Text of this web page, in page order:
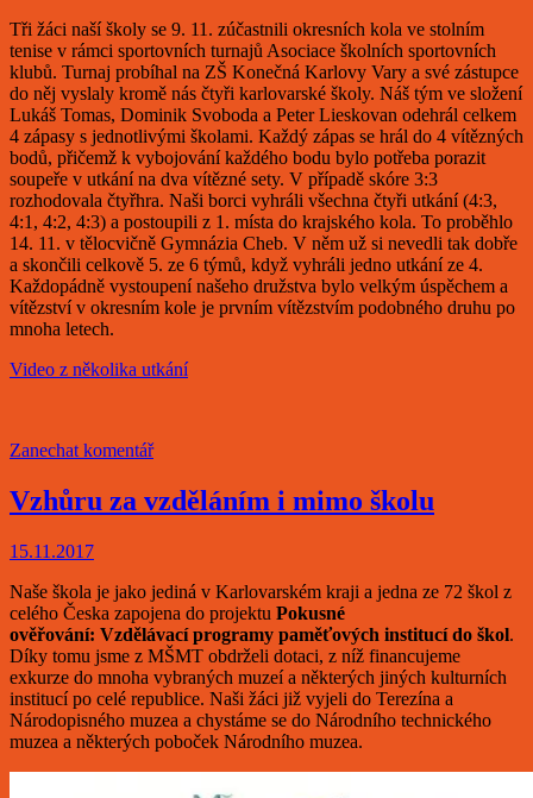
Tři žáci naší školy se 9. 11. zúčastnili okresních kola ve stolním
tenise v rámci sportovních turnajů Asociace školních sportovních
klubů. Turnaj probíhal na ZŠ Konečná Karlovy Vary a své zástupce
do něj vyslaly kromě nás čtyři karlovarské školy. Náš tým ve složení
Lukáš Tomas, Dominik Svoboda a Peter Lieskovan odehrál celkem
4 zápasy s jednotlivými školami. Každý zápas se hrál do 4 vítězných
bodů, přičemž k vybojování každého bodu bylo potřeba porazit
soupeře v utkání na dva vítězné sety. V případě skóre 3:3
rozhodovala čtyřhra. Naši borci vyhráli všechna čtyři utkání (4:3,
4:1, 4:2, 4:3) a postoupili z 1. místa do krajského kola. To proběhlo
14. 11. v tělocvičně Gymnázia Cheb. V něm už si nevedli tak dobře
a skončili celkově 5. ze 6 týmů, když vyhráli jedno utkání ze 4.
Každopádně vystoupení našeho družstva bylo velkým úspěchem a
vítězství v okresním kole je prvním vítězstvím podobného druhu po
mnoha letech.
Video z několika utkání
Zanechat komentář
Vzhůru za vzděláním i mimo školu
15.11.2017
Naše škola je jako jediná v Karlovarském kraji a jedna ze 72 škol z
celého Česka zapojena do projektu Pokusné
ověřování: Vzdělávací programy paměťových institucí do škol.
Díky tomu jsme z MŠMT obdrželi dotaci, z níž financujeme
exkurze do mnoha vybraných muzeí a některých jiných kulturních
institucí po celé republice. Naši žáci již vyjeli do Terezína a
Národopisného muzea a chystáme se do Národního technického
muzea a některých poboček Národního muzea.